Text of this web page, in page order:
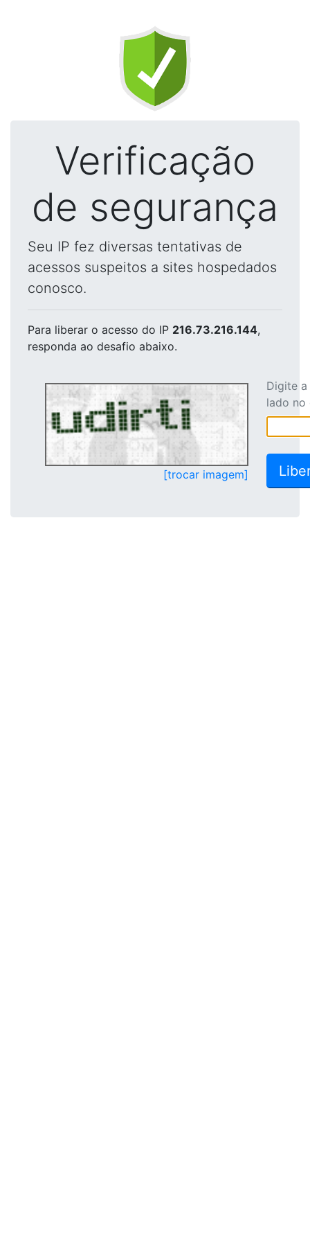
Verificação
de segurança
Seu IP fez diversas tentativas de
acessos suspeitos a sites hospedados
conosco.
Para liberar o acesso do IP 216.73.216.144,
responda ao desafio abaixo.
[trocar imagem]
Digite
lado no